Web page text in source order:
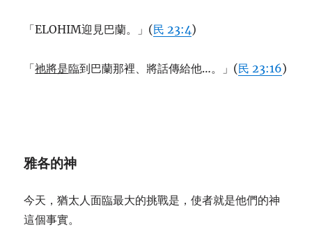
「ELOHIM迎見巴蘭。」(民 23:4)
「祂將是臨到巴蘭那裡、將話傳給他…。」(民 23:16)
雅各的神
今天，猶太人面臨最大的挑戰是，使者就是他們的神
這個事實。